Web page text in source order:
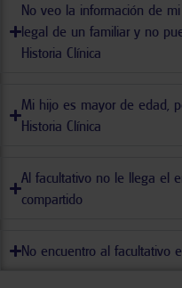
No veo la información de
legal de un familiar y no
Historia Clínica
Mi hijo es mayor de edad,
Historia Clínica
Al facultativo no le llega el
compartido
No encuentro al facultativo